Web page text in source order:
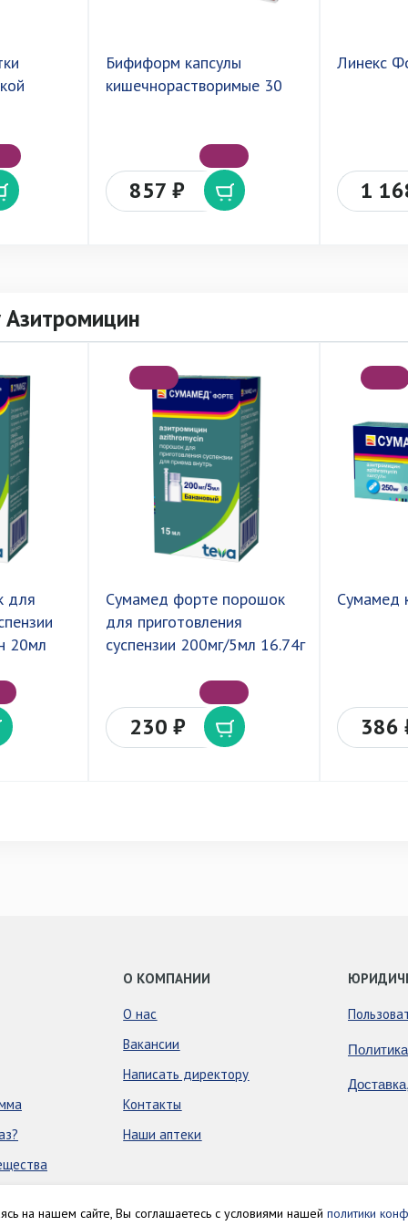
Бифиформ капсулы
кишечнорастворимые 30
857 ₽
Линекс
1
для
20мл
Сумамед форте порошок
для приготовления
суспензии 200мг/5мл 16.74г
230 ₽
Сумамед
386
О КОМПАНИИ
О нас
Вакансии
Написать директору
Контакты
Наши аптеки
на нашем сайте, Вы соглашаетесь с условиями нашей политики